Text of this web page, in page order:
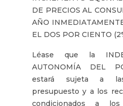
DE PRECIOS AL
AÑO
EL DOS POR CIENTO
Léase que la
AUTONOMÍA DEL
estará sujeta a
presupuesto y a los
condicionados a